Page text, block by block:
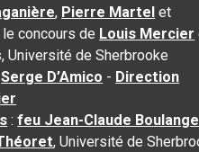
, Pierre Martel et
le concours de Louis Mercier
Université de Sherbrooke
Serge D’Amico - Direction
:feu Jean-Claude
, Université de